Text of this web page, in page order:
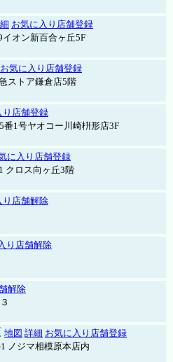
お気に入り店舗登録
オン新百合ヶ丘5F
お気に入り店舗登録
ストア鎌倉店5階
り店舗登録
1号ヤオコー川崎枡形店3F
に入り店舗登録
クロス向ヶ丘3階
り店舗解除
り店舗解除
解除
地図 詳細 お気に入り店舗登録
ノジマ相模原本店内